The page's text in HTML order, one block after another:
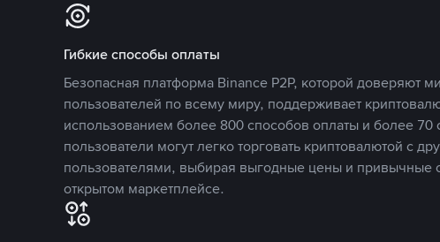
Гибкие способы оплаты
Безопасная платформа Binance P2P, которой доверяют
пользователей по всему миру, поддерживает
использованием более 800 способов оплаты и более 70
пользователи могут легко торговать криптовалютой с
пользователями, выбирая выгодные цены и привычные
открытом маркетплейсе.